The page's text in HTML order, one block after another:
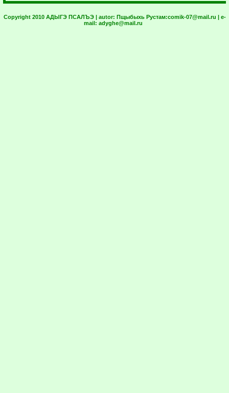
Copyright 2010 АДЫГЭ ПСАЛЪЭ | autor: Пщыбыхь Рустам:comik-07@mail.ru | e-
mail: adyghe@mail.ru